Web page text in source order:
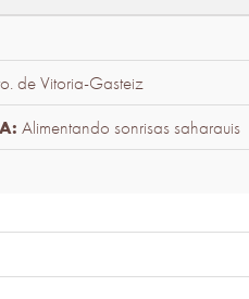
de Vitoria-Gasteiz
Alimentando sonrisas saharauis